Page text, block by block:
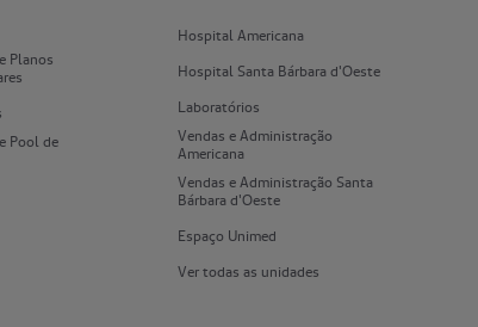
Planos
Pool de
Hospital Americana
Hospital Santa Bárbara d'Oeste
Laboratórios
Vendas e Administração
Americana
Vendas e Administração Santa
Bárbara d'Oeste
Espaço Unimed
Ver todas as unidades